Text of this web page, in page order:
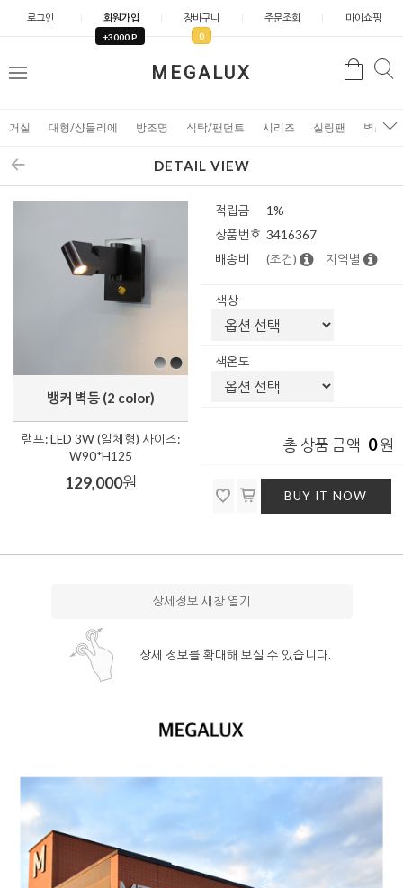
로그인 회원가입
+3000 P
장바구니
0
주문조회 마이쇼핑
MEGALUX
메
검
거실 대형/샹들리에 방조명 식탁/팬던트 시리즈 실링팬 벽조명
DETAIL VIEW
뱅커 벽등 (2 color)
램프: LED 3W (일체형) 사이즈:
W90*H125
129,000원
적립금
1%
상품번호 3416367
배송비
(조건) 지역별
색상
색온도
총 상품 금액 0원
BUY IT NOW
상세정보 새창 열기
상세 정보를 확대해 보실 수 있습니다.